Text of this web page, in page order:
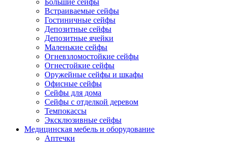
Встраиваемые сейфы
Гостиничные сейфы
Депозитные сейфы
Депозитные ячейки
Маленькие сейфы
Огневзломостойкие сейфы
Огнестойкие сейфы
Оружейные сейфы и шкафы
Офисные сейфы
Сейфы для дома
Сейфы с отделкой деревом
Темпокассы
Эксклюзивные сейфы
Медицинская мебель и оборудование
Аптечки